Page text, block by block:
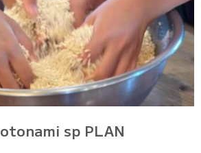
sp PLAN